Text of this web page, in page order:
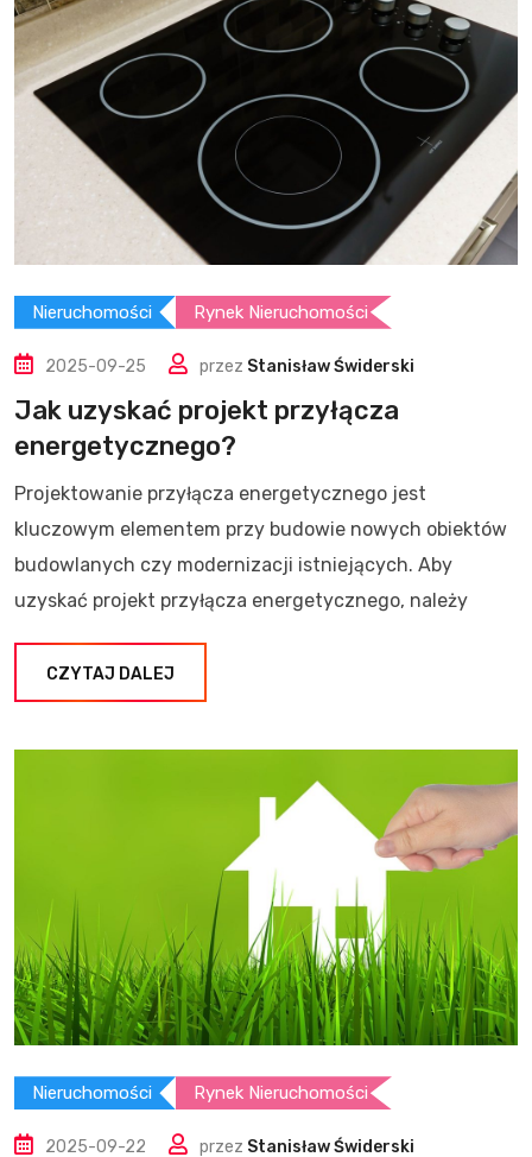
Nieruchomości Rynek Nieruchomości
2025-09-25 przez Stanisław Świderski
Jak uzyskać projekt przyłącza
energetycznego?
Projektowanie przyłącza energetycznego jest
kluczowym elementem przy budowie nowych obiektów
budowlanych czy modernizacji istniejących. Aby
uzyskać projekt przyłącza energetycznego, należy
CZYTAJ DALEJ
Nieruchomości Rynek Nieruchomości
2025-09-22 przez Stanisław Świderski